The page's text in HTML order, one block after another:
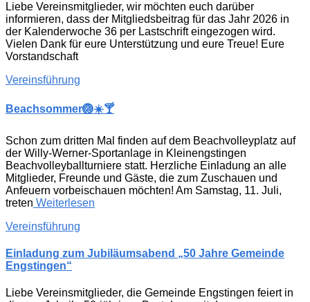
Liebe Vereinsmitglieder, wir möchten euch darüber
informieren, dass der Mitgliedsbeitrag für das Jahr 2026 in
der Kalenderwoche 36 per Lastschrift eingezogen wird.
Vielen Dank für eure Unterstützung und eure Treue! Eure
Vorstandschaft
Vereinsführung
Beachsommer🏐☀️🍸
Schon zum dritten Mal finden auf dem Beachvolleyplatz auf
der Willy-Werner-Sportanlage in Kleinengstingen
Beachvolleyballturniere statt. Herzliche Einladung an alle
Mitglieder, Freunde und Gäste, die zum Zuschauen und
Anfeuern vorbeischauen möchten! Am Samstag, 11. Juli,
treten Weiterlesen
Vereinsführung
Einladung zum Jubiläumsabend „50 Jahre Gemeinde
Engstingen“
Liebe Vereinsmitglieder, die Gemeinde Engstingen feiert in